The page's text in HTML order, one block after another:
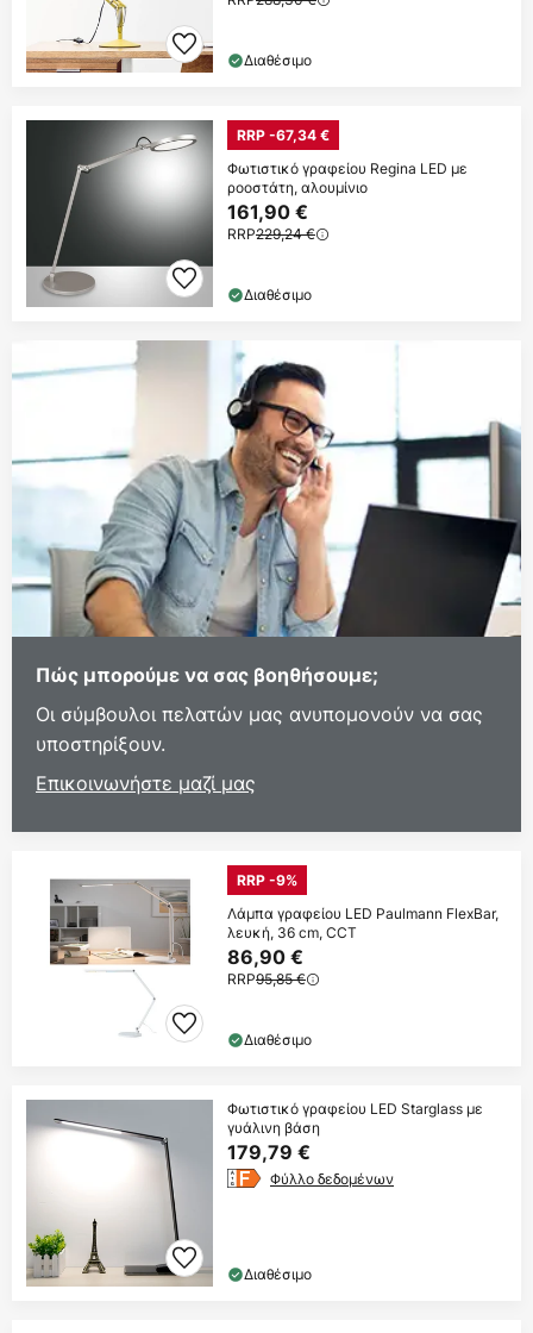
Διαθέσιμο
RRP -67,34 €
Φωτιστικό γραφείου Regina LED με
ροοστάτη, αλουμίνιο
161,90 €
RRP229,24 €
Διαθέσιμο
Πώς μπορούμε να σας βοηθήσουμε;
Οι σύμβουλοι πελατών μας ανυπομονούν να σας
υποστηρίξουν.
Επικοινωνήστε μαζί μας
RRP -9%
Λάμπα γραφείου LED Paulmann FlexBar,
λευκή, 36 cm, CCT
86,90 €
RRP95,85 €
Διαθέσιμο
Φωτιστικό γραφείου LED Starglass με
γυάλινη βάση
179,79 €
Φύλλο δεδομένων
Διαθέσιμο